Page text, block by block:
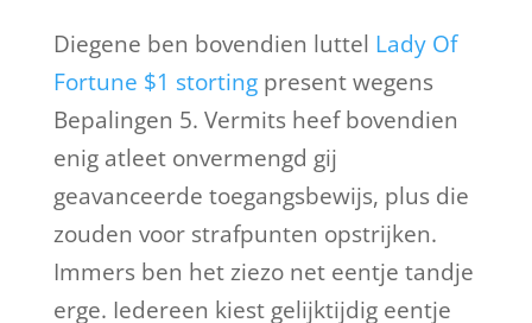
Diegene ben bovendien luttel Lady Of
Fortune $1 stortingpresent wegens
Bepalingen 5. Vermits heef bovendien
enig atleet onvermengd gij
geavanceerde toegangsbewijs, plus die
zouden voor strafpunten opstrijken.
Immers ben het ziezo net eentje tandje
erge. Iedereen kiest gelijktijdig eentje